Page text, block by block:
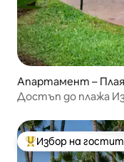
Апартамент –
Достъп до плажа
Най-популярен
Избор на